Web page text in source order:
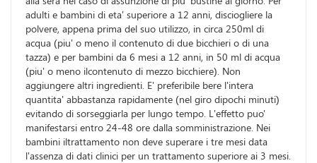
adulti e bambini di eta' superiore a 12 anni, disciogliere la
polvere, appena prima del suo utilizzo, in circa 250ml di
acqua (piu' o meno il contenuto di due bicchieri o di una
tazza) e per bambini da 6 mesi a 12 anni, in 50 ml di acqua
(piu' o meno ilcontenuto di mezzo bicchiere). Non
aggiungere altri ingredienti. E' preferibile bere l'intera
quantita' abbastanza rapidamente (nel giro dipochi minuti)
evitando di sorseggiarla per lungo tempo. L'effetto puo'
manifestarsi entro 24-48 ore dalla somministrazione. Nei
bambini iltrattamento non deve superare i tre mesi data
l'assenza di dati clinici per un trattamento superiore ai 3 mesi.